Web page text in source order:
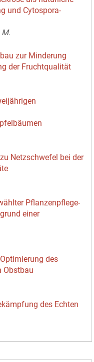
und Cytospora-
M.
zur Minderung
der Fruchtqualität
Netzschwefel bei der
Pflanzenpflege-
einer
des
Obstbau
des Echten